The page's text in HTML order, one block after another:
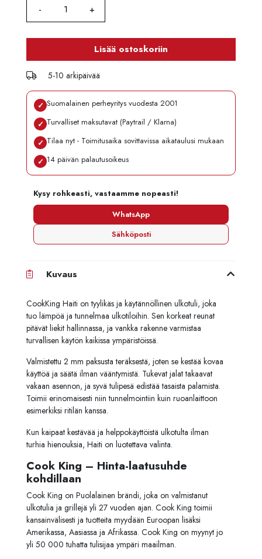
Lisää ostoskoriin
5-10 arkipäivää
✓ Suomalainen perheyritys vuodesta 2001
✓ Turvalliset maksutavat (Paytrail / Klarna)
✓ Tilaa nyt - Toimitusaika sovittavissa aikataulusi mukaan
✓ 14 päivän palautusoikeus
Kysy rohkeasti, vastaamme nopeasti!
WhatsApp
Sähköposti
Kuvaus
CookKing Haiti on tyylikäs ja käytännöllinen ulkotuli, joka
tuo lämpöä ja tunnelmaa ulkotiloihin. Sen korkeat reunat
pitävät liekit hallinnassa, ja vankka rakenne varmistaa
turvallisen käytön kaikissa ympäristöissä.
Valmistettu 2 mm paksusta teräksestä, joten se kestää kovaa
käyttöä ja säätä ilman vääntymistä. Tukevat jalat takaavat
vakaan asennon, ja syvä tulipesä edistää tasaista palamista.
Toimii erinomaisesti niin tunnelmointiin kuin ruoanlaittoon
esimerkiksi ritilän kanssa.
Kun kaipaat kestävää ja helppokäyttöistä ulkotulta ilman
turhia hienouksia, Haiti on luotettava valinta.
Cook King – Hinta-laatusuhde
kohdillaan
Cook King on Puolalainen brändi, joka on valmistanut
ulkotulia ja grillejä yli 27 vuoden ajan. Cook King toimii
kansainvälisesti ja tuotteita myydään Euroopan lisäksi
Amerikassa, Aasiassa ja Afrikassa. Cook King on myynyt jo
yli 50 000 tuhatta tulisijaa ympäri maailman.